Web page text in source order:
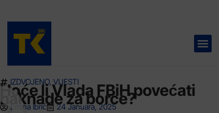
IZDVOJENO, VIJESTI
Hoće li Vlada FBiH povećati
naknade za borce?
Emina Ibrić
24 Januara, 2025